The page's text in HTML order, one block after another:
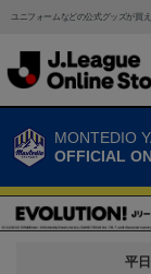
ユニフォームなどの公式グッズが買え
MONTEDIO
OFFICIAL
平